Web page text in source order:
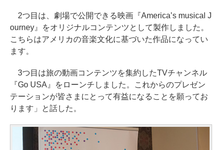
2つ目は、劇場で公開できる映画『America’s musical J
ourney』をオリジナルコンテンツとして製作しました。
こちらはアメリカの音楽文化に基づいた作品になってい
ます。
3つ目は旅の動画コンテンツを集約したTVチャンネル
『Go USA』をローンチしました。これからのプレゼン
テーションが皆さまにとって有益になることを願ってお
ります」と話した。